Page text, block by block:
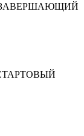
ЗАВЕРШАЮЩИЙ
СТАРТОВЫЙ